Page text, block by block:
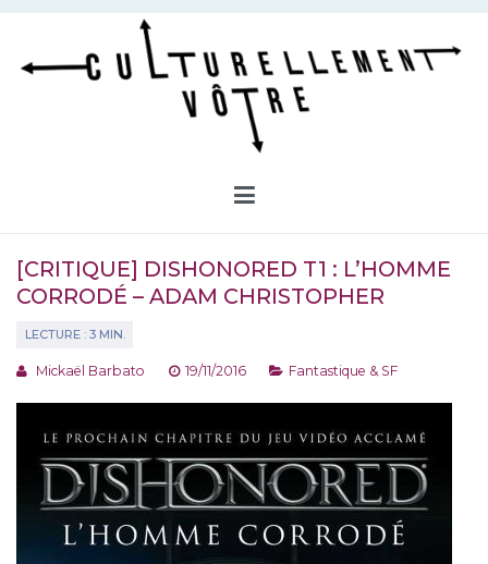
Aller
contenu
[CRITIQUE] DISHONORED T1 : L’HOMME
CORRODÉ – ADAM CHRISTOPHER
Mickaël Barbato 19/11/2016 Fantastique & SF